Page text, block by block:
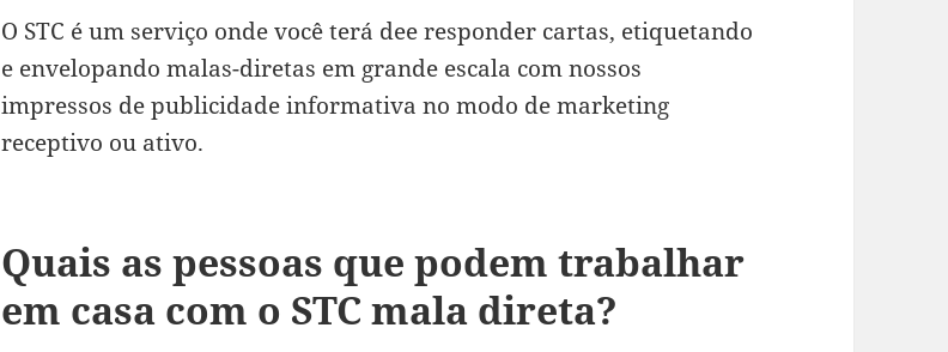
O STC é um serviço onde você terá dee responder cartas, etiquetando
e envelopando malas-diretas em grande escala com nossos
impressos de publicidade informativa no modo de marketing
receptivo ou ativo.
Quais as pessoas que podem trabalhar
em casa com o STC mala direta?